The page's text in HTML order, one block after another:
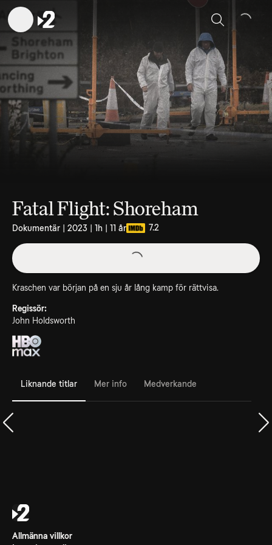
Sök
Fatal Flight: Shoreham
Dokumentär | 2023 | 1h | 11 år 7.2
Kraschen var början på en sju år lång kamp för rättvisa.
Regissör:
John Holdsworth
Liknande titlar Mer info Medverkande
Allmänna villkor